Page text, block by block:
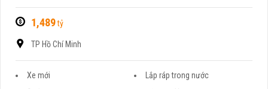
1,489tỷ
TP Hồ Chí Minh
Xe mới
Lắp ráp trong nước